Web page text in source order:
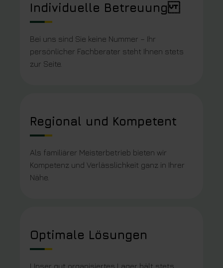
Individuelle Betreuung
Bei uns sind Sie keine Nummer – Ihr
persönlicher Fachberater steht Ihnen stets
zur Seite.
Regional und Kompetent
Als familiärer Meisterbetrieb bieten wir
Kompetenz und Verlässlichkeit ganz in Ihrer
Nähe.
Optimale Lösungen
Unser gut organisiertes Lager hält stets